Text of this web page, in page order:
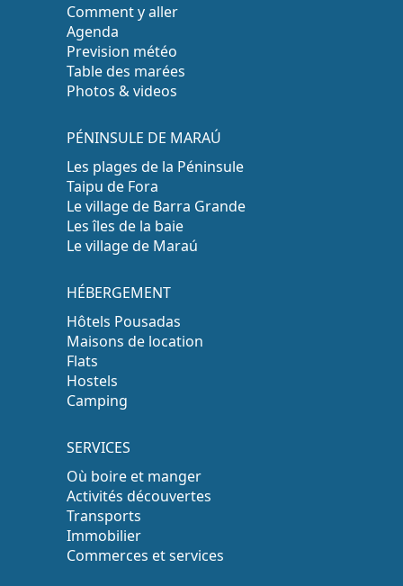
Comment y aller
Agenda
Prevision météo
Table des marées
Photos & videos
PÉNINSULE DE MARAÚ
Les plages de la Péninsule
Taipu de Fora
Le village de Barra Grande
Les îles de la baie
Le village de Maraú
HÉBERGEMENT
Hôtels Pousadas
Maisons de location
Flats
Hostels
Camping
SERVICES
Où boire et manger
Activités découvertes
Transports
Immobilier
Commerces et services